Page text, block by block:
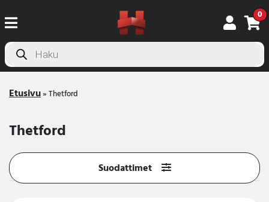
0
Products
search
Etusivu»Thetford
Thetford
Suodattimet